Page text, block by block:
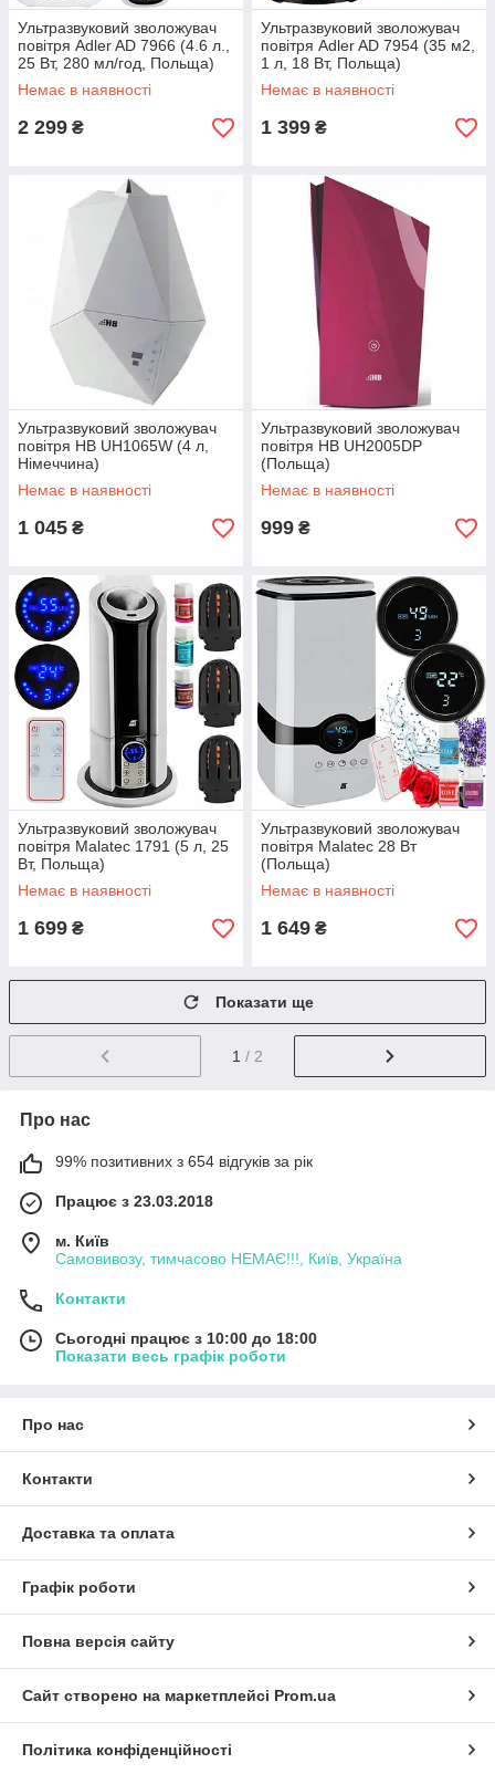
Ультразвуковий зволожувач
повітря Adler AD 7966 (4.6 л.,
25 Вт, 280 мл/год, Польща)
Немає в наявності
2 299 ₴
Ультразвуковий зволожувач
повітря Adler AD 7954 (35 м2,
1 л, 18 Вт, Польща)
Немає в наявності
1 399 ₴
Ультразвуковий зволожувач
повітря HB UH1065W (4 л,
Німеччина)
Немає в наявності
1 045 ₴
Ультразвуковий зволожувач
повітря HB UH2005DP
(Польща)
Немає в наявності
999 ₴
Ультразвуковий зволожувач
повітря Malatec 1791 (5 л, 25
Вт, Польща)
Немає в наявності
1 699 ₴
Ультразвуковий зволожувач
повітря Malatec 28 Вт
(Польща)
Немає в наявності
1 649 ₴
Показати ще
1 / 2
Про нас
99% позитивних з 654 відгуків за рік
Працює з 23.03.2018
м. Київ
Самовивозу, тимчасово НЕМАЄ!!!, Київ, Україна
Контакти
Сьогодні працює з 10:00 до 18:00
Показати весь графік роботи
Про нас
Контакти
Доставка та оплата
Графік роботи
Повна версія сайту
Сайт створено на маркетплейсі Prom.ua
Політика конфіденційності